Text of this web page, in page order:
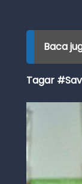
Baca
Tagar